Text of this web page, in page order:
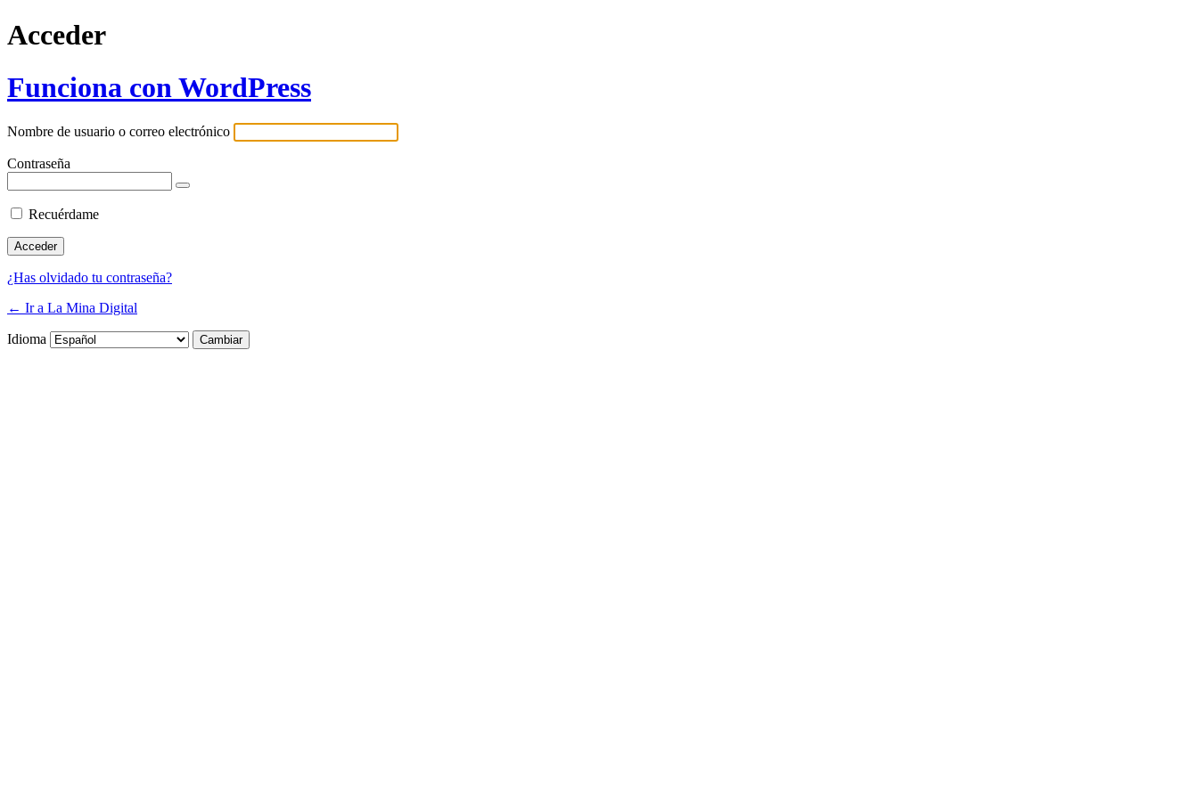
Acceder
Funciona con WordPress
Nombre de usuario o correo electrónico
Contraseña
Recuérdame
¿Has olvidado tu contraseña?
← Ir a La Mina Digital
Idioma